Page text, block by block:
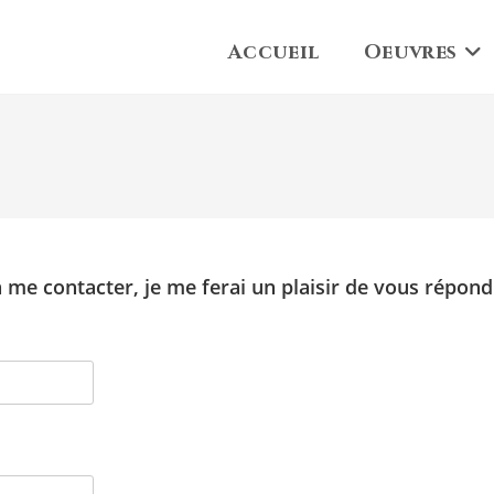
Accueil Oeuvres
me contacter, je me ferai un plaisir de vous